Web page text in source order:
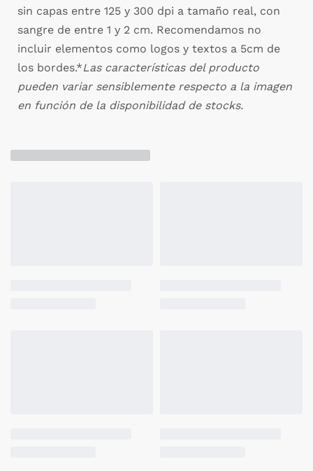
sin capas entre 125 y 300 dpi a tamaño real, con
sangre de entre 1 y 2 cm. Recomendamos no
incluir elementos como logos y textos a 5cm de
los bordes.*Las características del producto
pueden variar sensiblemente respecto a la imagen
en función de la disponibilidad de stocks.